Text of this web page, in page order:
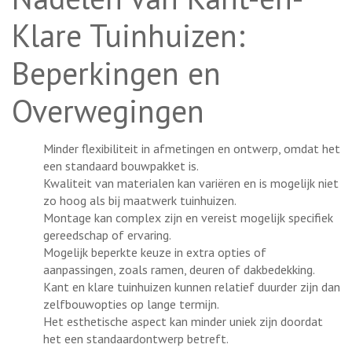
Klare Tuinhuizen:
Beperkingen en
Overwegingen
Minder flexibiliteit in afmetingen en ontwerp, omdat het
een standaard bouwpakket is.
Kwaliteit van materialen kan variëren en is mogelijk niet
zo hoog als bij maatwerk tuinhuizen.
Montage kan complex zijn en vereist mogelijk specifiek
gereedschap of ervaring.
Mogelijk beperkte keuze in extra opties of
aanpassingen, zoals ramen, deuren of dakbedekking.
Kant en klare tuinhuizen kunnen relatief duurder zijn dan
zelfbouwopties op lange termijn.
Het esthetische aspect kan minder uniek zijn doordat
het een standaardontwerp betreft.